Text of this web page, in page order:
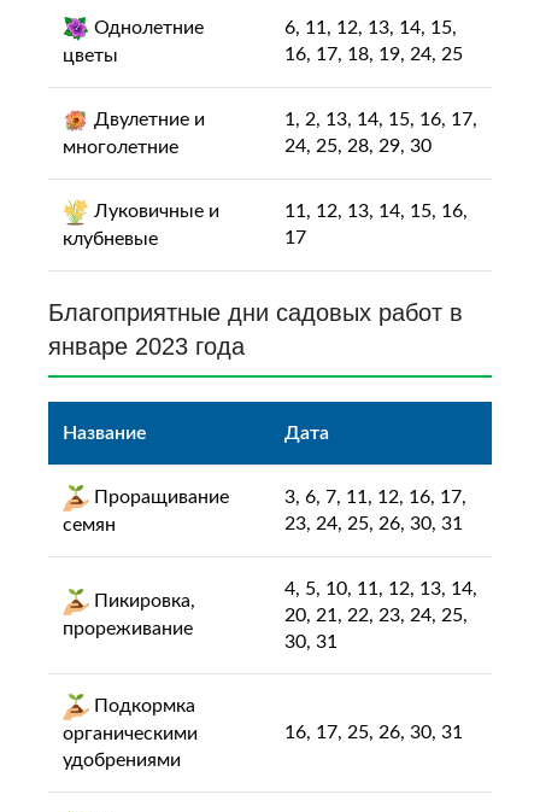
Однолетние
цветы
6, 11, 12, 13, 14, 15,
16, 17, 18, 19, 24, 25
Двулетние и
многолетние
1, 2, 13, 14, 15, 16, 17,
24, 25, 28, 29, 30
Луковичные и
клубневые
11, 12, 13, 14, 15, 16,
17
Благоприятные дни садовых работ в
январе 2023 года
Название Дата
Проращивание
семян
3, 6, 7, 11, 12, 16, 17,
23, 24, 25, 26, 30, 31
Пикировка,
прореживание
4, 5, 10, 11, 12, 13, 14,
20, 21, 22, 23, 24, 25,
30, 31
Подкормка
органическими
удобрениями
16, 17, 25, 26, 30, 31